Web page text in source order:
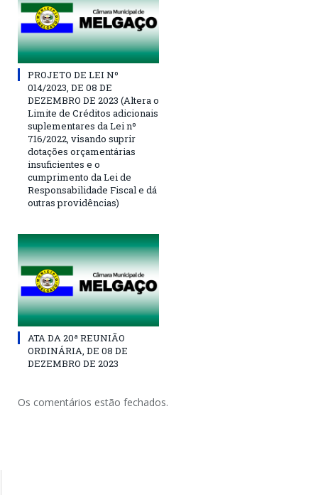
PROJETO DE LEI Nº
014/2023, DE 08 DE
DEZEMBRO DE 2023 (Altera o
Limite de Créditos adicionais
suplementares da Lei nº
716/2022, visando suprir
dotações orçamentárias
insuficientes e o
cumprimento da Lei de
Responsabilidade Fiscal e dá
outras providências)
ATA DA 20ª REUNIÃO
ORDINÁRIA, DE 08 DE
DEZEMBRO DE 2023
Os comentários estão fechados.